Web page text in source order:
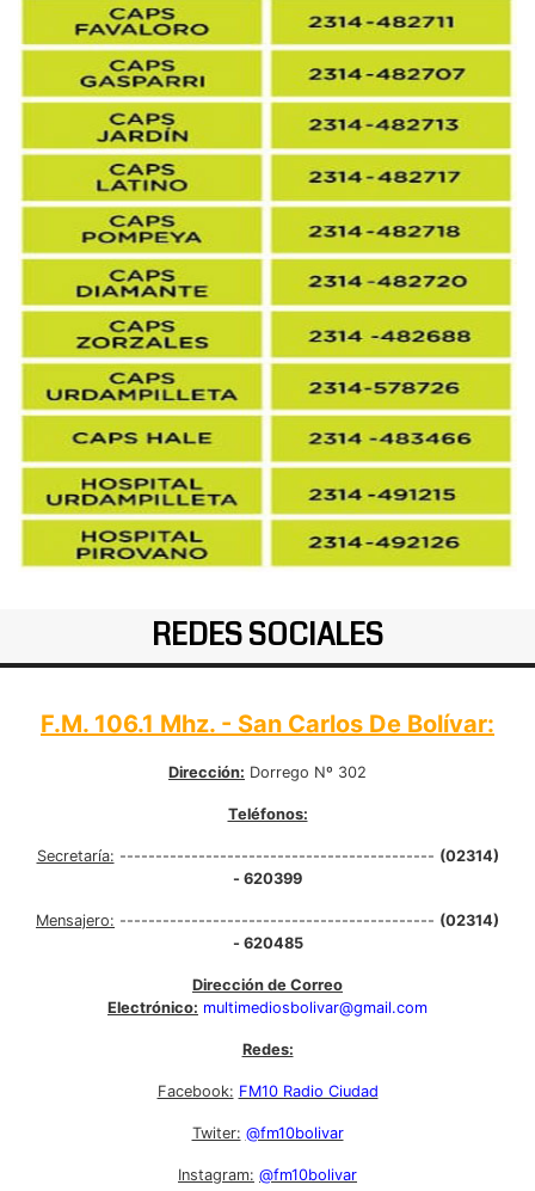
REDES SOCIALES
F.M. 106.1 Mhz. - San Carlos De Bolívar:
Dirección: Dorrego Nº 302
Teléfonos:
Secretaría: -------------------------------------------- (02314)
- 620399
Mensajero: -------------------------------------------- (02314)
- 620485
Dirección de Correo
Electrónico: multimediosbolivar@gmail.com
Redes:
Facebook: FM10 Radio Ciudad
Twiter: @fm10bolivar
Instagram: @fm10bolivar